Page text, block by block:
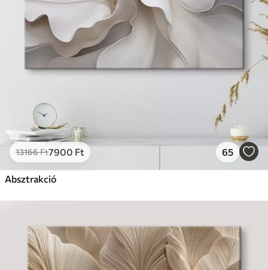
13166Ft7900 Ft 65
Absztrakció